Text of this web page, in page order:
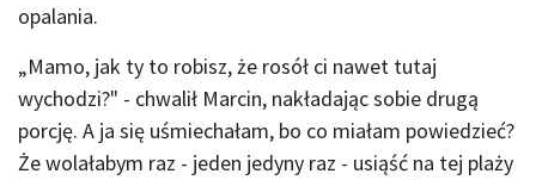
opalania.
„Mamo, jak ty to robisz, że rosół ci nawet tutaj
wychodzi?" - chwalił Marcin, nakładając sobie drugą
porcję. A ja się uśmiechałam, bo co miałam powiedzieć?
Że wolałabym raz - jeden jedyny raz - usiąść na tej plaży